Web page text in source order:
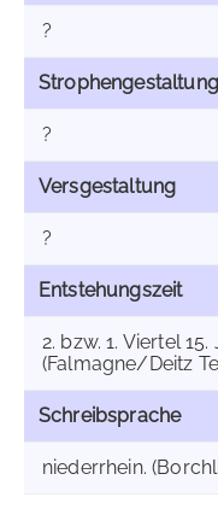
?
Strophengestaltung
?
Versgestaltung
?
Entstehungszeit
2. bzw. 1. Viertel
(Falmagne/Deitz
Schreibsprache
niederrhein.